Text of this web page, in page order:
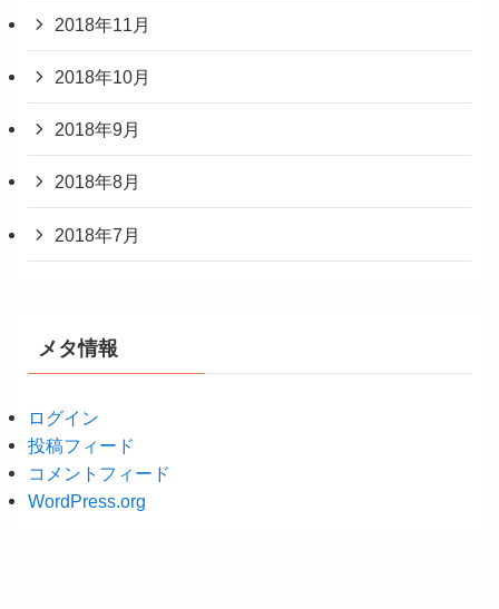
2018年11月
2018年10月
2018年9月
2018年8月
2018年7月
メタ情報
ログイン
投稿フィード
コメントフィード
WordPress.org